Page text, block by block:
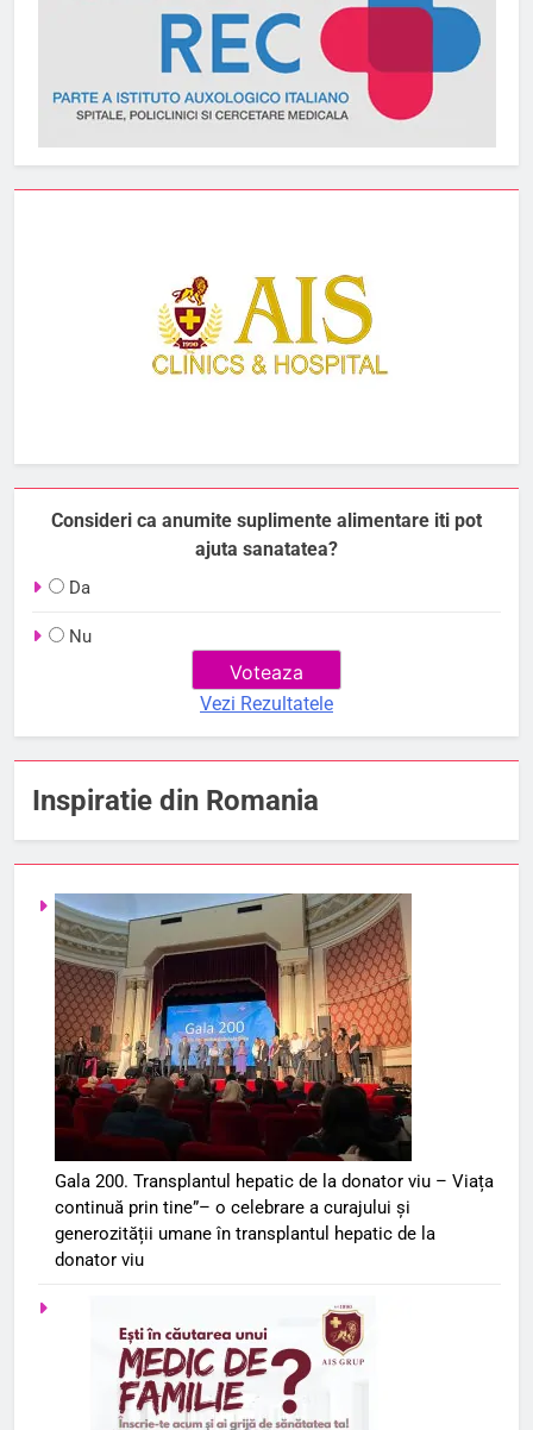
Consideri ca anumite suplimente alimentare iti pot
ajuta sanatatea?
Da
Nu
Vezi Rezultatele
Inspiratie din Romania
Gala 200. Transplantul hepatic de la donator viu – Viața
continuă prin tine”– o celebrare a curajului și
generozității umane în transplantul hepatic de la
donator viu